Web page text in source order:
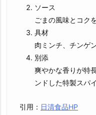
ソース
ごまの風味とコク
具材
肉ミンチ、チンゲ
別添
爽やかな香りが特
ンドした特製スパ
引用： 日清食品HP